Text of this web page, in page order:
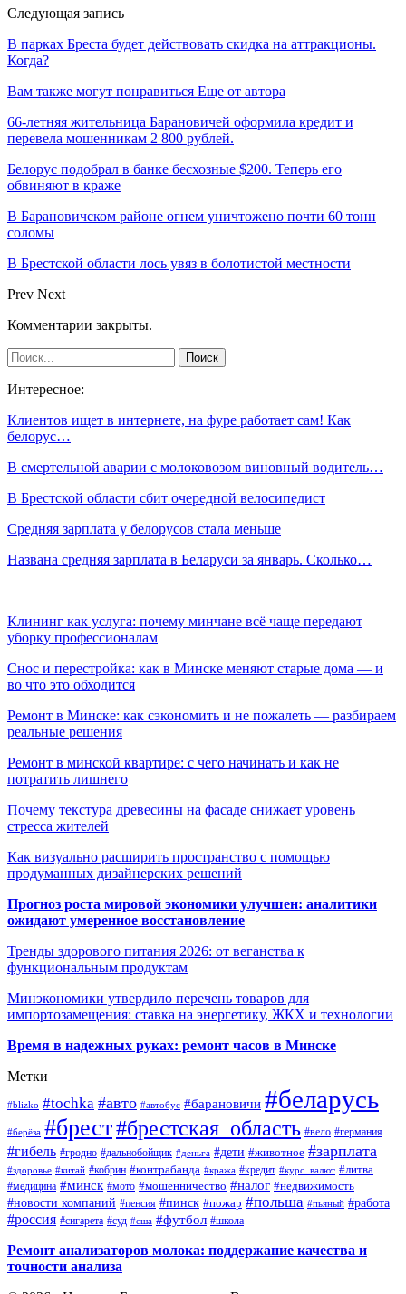
Следующая запись
В парках Бреста будет действовать скидка на аттракционы.
Когда?
Вам также могут понравиться Еще от автора
66-летняя жительница Барановичей оформила кредит и
перевела мошенникам 2 800 рублей.
Белорус подобрал в банке бесхозные $200. Теперь его
обвиняют в краже
В Барановичском районе огнем уничтожено почти 60 тонн
соломы
В Брестской области лось увяз в болотистой местности
Prev Next
Комментарии закрыты.
Интересное:
Клиентов ищет в интернете, на фуре работает сам! Как
белорус…
В смертельной аварии с молоковозом виновный водитель…
В Брестской области сбит очередной велосипедист
Средняя зарплата у белорусов стала меньше
Названа средняя зарплата в Беларуси за январь. Сколько…
Клининг как услуга: почему минчане всё чаще передают
уборку профессионалам
Снос и перестройка: как в Минске меняют старые дома — и
во что это обходится
Ремонт в Минске: как сэкономить и не пожалеть — разбираем
реальные решения
Ремонт в минской квартире: с чего начинать и как не
потратить лишнего
Почему текстура древесины на фасаде снижает уровень
стресса жителей
Как визуально расширить пространство с помощью
продуманных дизайнерских решений
Прогноз роста мировой экономики улучшен: аналитики
ожидают умеренное восстановление
Тренды здорового питания 2026: от веганства к
функциональным продуктам
Минэкономики утвердило перечень товаров для
импортозамещения: ставка на энергетику, ЖКХ и технологии
Время в надежных руках: ремонт часов в Минске
Метки
#blizko #tochka #авто #автобус #барановичи #беларусь
#берёза #брест#брестская_область #вело #германия
#гибель #гродно #дальнобойщик #деньга #дети #животное #зарплата
#здоровье #китай #кобрин #контрабанда #кража #кредит #курс_валют #литва
#медицина #минск #мото #мошенничество #налог #недвижимость
#новости компаний #пенсия #пинск #пожар #польша #пьяный #работа
#россия #сигарета #суд #сша #футбол #школа
Ремонт анализаторов молока: поддержание качества и
точности анализа